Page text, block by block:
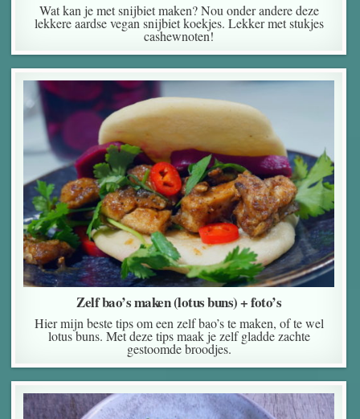
Wat kan je met snijbiet maken? Nou onder andere deze
lekkere aardse vegan snijbiet koekjes. Lekker met stukjes
cashewnoten!
Zelf bao’s maken (lotus buns) + foto’s
Hier mijn beste tips om een zelf bao’s te maken, of te wel
lotus buns. Met deze tips maak je zelf gladde zachte
gestoomde broodjes.